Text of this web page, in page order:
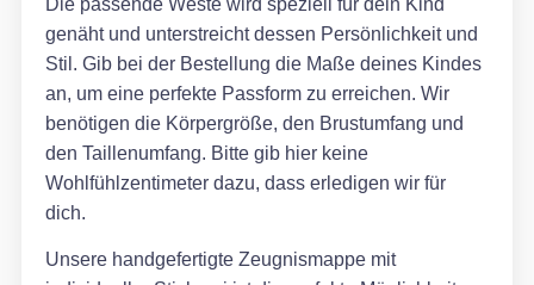
genäht und unterstreicht dessen Persönlichkeit und
Stil. Gib bei der Bestellung die Maße deines Kindes
an, um eine perfekte Passform zu erreichen. Wir
benötigen die Körpergröße, den Brustumfang und
den Taillenumfang. Bitte gib hier keine
Wohlfühlzentimeter dazu, dass erledigen wir für
dich.
Unsere handgefertigte Zeugnismappe mit